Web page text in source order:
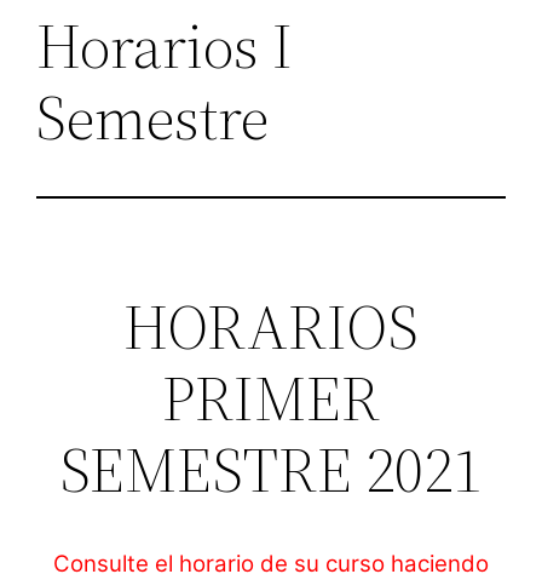
Horarios I
Semestre
HORARIOS
PRIMER
SEMESTRE 2021
Consulte el horario de su curso haciendo